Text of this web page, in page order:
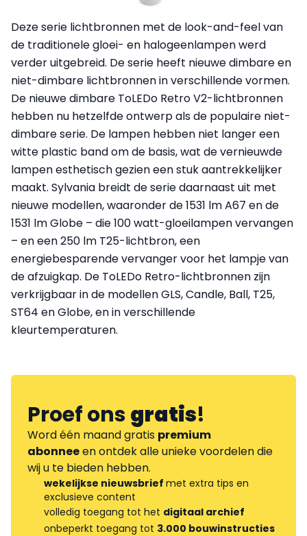
Deze serie lichtbronnen met de look-and-feel van
de traditionele gloei- en halogeenlampen werd
verder uitgebreid. De serie heeft nieuwe dimbare en
niet-dimbare lichtbronnen in verschillende vormen.
De nieuwe dimbare ToLEDo Retro V2-lichtbronnen
hebben nu hetzelfde ontwerp als de populaire niet-
dimbare serie. De lampen hebben niet langer een
witte plastic band om de basis, wat de vernieuwde
lampen esthetisch gezien een stuk aantrekkelijker
maakt. Sylvania breidt de serie daarnaast uit met
nieuwe modellen, waaronder de 1531 lm A67 en de
1531 lm Globe – die 100 watt-gloeilampen vervangen
– en een 250 lm T25-lichtbron, een
energiebesparende vervanger voor het lampje van
de afzuigkap. De ToLEDo Retro-lichtbronnen zijn
verkrijgbaar in de modellen GLS, Candle, Ball, T25,
ST64 en Globe, en in verschillende
kleurtemperaturen.
Proef onsgratis!
Word één maand gratis premium
abonneeen ontdek alle unieke voordelen die
wij u te bieden hebben.
wekelijkse nieuwsbrief met extra tips en
exclusieve content
volledig toegang tot het digitaal archief
onbeperkt toegang tot 3.000 bouwinstructies